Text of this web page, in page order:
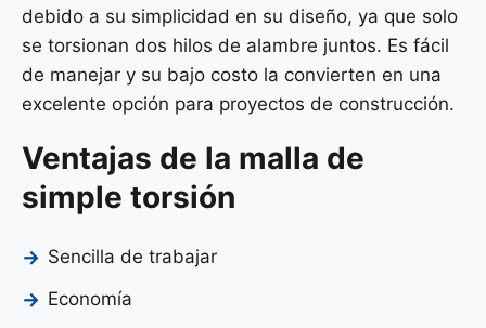
debido a su simplicidad en su diseño, ya que solo
se torsionan dos hilos de alambre juntos. Es fácil
de manejar y su bajo costo la convierten en una
excelente opción para proyectos de construcción.
Ventajas de la malla de
simple torsión
Sencilla de trabajar
Economía